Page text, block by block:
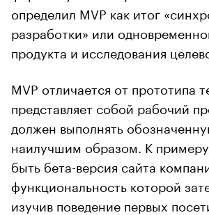
определил MVP как итог
разработки» или
продукта и исследования
MVP отличается от прототипа
представляет собой рабочий
должен выполнять
наилучшим образом. К
быть бета-версия сайта
функциональность которой
изучив поведение первых